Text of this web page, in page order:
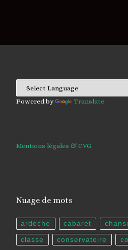
Powered by Translate
Mentions légales & CVG
Nuage de mots
ardèche cabaret
classe conservatoire